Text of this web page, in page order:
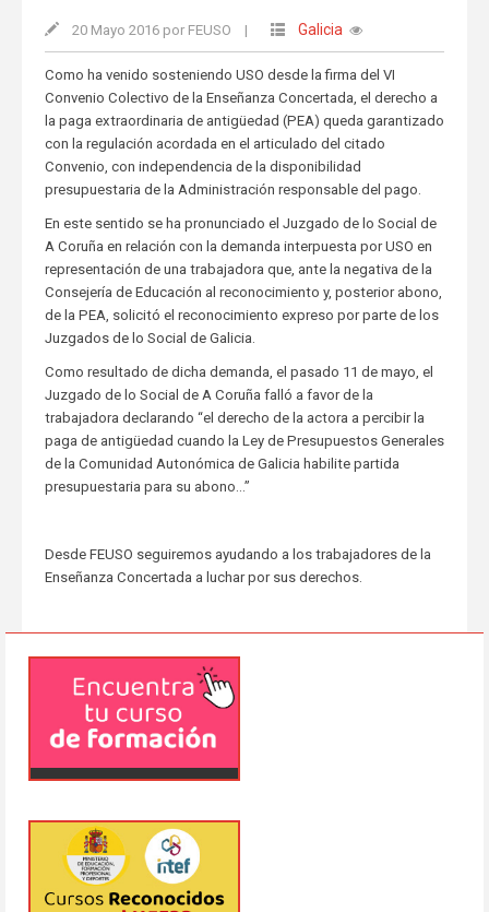
20 Mayo 2016 por FEUSO | Galicia
Como ha venido sosteniendo USO desde la firma del VI
Convenio Colectivo de la Enseñanza Concertada, el derecho a
la paga extraordinaria de antigüedad (PEA) queda garantizado
con la regulación acordada en el articulado del citado
Convenio, con independencia de la disponibilidad
presupuestaria de la Administración responsable del pago.
En este sentido se ha pronunciado el Juzgado de lo Social de
A Coruña en relación con la demanda interpuesta por USO en
representación de una trabajadora que, ante la negativa de la
Consejería de Educación al reconocimiento y, posterior abono,
de la PEA, solicitó el reconocimiento expreso por parte de los
Juzgados de lo Social de Galicia.
Como resultado de dicha demanda, el pasado 11 de mayo, el
Juzgado de lo Social de A Coruña falló a favor de la
trabajadora declarando “el derecho de la actora a percibir la
paga de antigüedad cuando la Ley de Presupuestos Generales
de la Comunidad Autonómica de Galicia habilite partida
presupuestaria para su abono…”
Desde FEUSO seguiremos ayudando a los trabajadores de la
Enseñanza Concertada a luchar por sus derechos.